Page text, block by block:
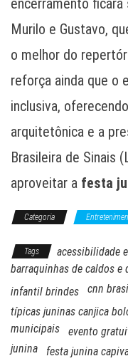
encerramento ficará
Murilo e Gustavo,
o melhor do
reforça ainda que o
inclusiva,
arquitetônica e a
Brasileira de Sinais
aproveitar a festa
Categoria
Tags
acessibilidade
barraquinhas de caldos e
infantil brindes
cnn
típicas juninas canjica
municipais
evento
junina
festa junina